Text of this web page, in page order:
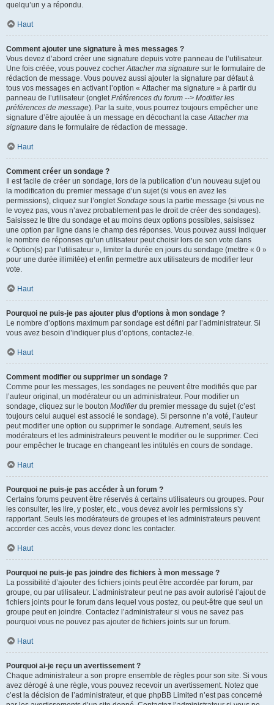
quelqu’un y a répondu.
Haut
Comment ajouter une signature à mes messages ?
Vous devez d’abord créer une signature depuis votre panneau de l’utilisateur.
Une fois créée, vous pouvez cocherAttacher ma signature sur le formulaire de
rédaction de message. Vous pouvez aussi ajouter la signature par défaut à
tous vos messages en activant l’option « Attacher ma signature » à partir du
panneau de l’utilisateur (ongletPréférences du forum --> Modifier les
préférences de message). Par la suite, vous pourrez toujours empêcher une
signature d’être ajoutée à un message en décochant la caseAttacher ma
signature dans le formulaire de rédaction de message.
Haut
Comment créer un sondage ?
Il est facile de créer un sondage, lors de la publication d’un nouveau sujet ou
la modification du premier message d’un sujet (si vous en avez les
permissions), cliquez sur l’ongletSondage sous la partie message (si vous ne
le voyez pas, vous n’avez probablement pas le droit de créer des sondages).
Saisissez le titre du sondage et au moins deux options possibles, saisissez
une option par ligne dans le champ des réponses. Vous pouvez aussi indiquer
le nombre de réponses qu’un utilisateur peut choisir lors de son vote dans
« Option(s) par l’utilisateur », limiter la durée en jours du sondage (mettre « 0 »
pour une durée illimitée) et enfin permettre aux utilisateurs de modifier leur
vote.
Haut
Pourquoi ne puis-je pas ajouter plus d’options à mon sondage ?
Le nombre d’options maximum par sondage est défini par l’administrateur. Si
vous avez besoin d’indiquer plus d’options, contactez-le.
Haut
Comment modifier ou supprimer un sondage ?
Comme pour les messages, les sondages ne peuvent être modifiés que par
l’auteur original, un modérateur ou un administrateur. Pour modifier un
sondage, cliquez sur le bouton Modifierdu premier message du sujet (c’est
toujours celui auquel est associé le sondage). Si personne n’a voté, l’auteur
peut modifier une option ou supprimer le sondage. Autrement, seuls les
modérateurs et les administrateurs peuvent le modifier ou le supprimer. Ceci
pour empêcher le trucage en changeant les intitulés en cours de sondage.
Haut
Pourquoi ne puis-je pas accéder à un forum ?
Certains forums peuvent être réservés à certains utilisateurs ou groupes. Pour
les consulter, les lire, y poster, etc., vous devez avoir les permissions s’y
rapportant. Seuls les modérateurs de groupes et les administrateurs peuvent
accorder ces accès, vous devez donc les contacter.
Haut
Pourquoi ne puis-je pas joindre des fichiers à mon message ?
La possibilité d’ajouter des fichiers joints peut être accordée par forum, par
groupe, ou par utilisateur. L’administrateur peut ne pas avoir autorisé l’ajout de
fichiers joints pour le forum dans lequel vous postez, ou peut-être que seul un
groupe peut en joindre. Contactez l’administrateur si vous ne savez pas
pourquoi vous ne pouvez pas ajouter de fichiers joints sur un forum.
Haut
Pourquoi ai-je reçu un avertissement ?
Chaque administrateur a son propre ensemble de règles pour son site. Si vous
avez dérogé à une règle, vous pouvez recevoir un avertissement. Notez que
c’est la décision de l’administrateur, et que phpBB Limited n’est pas concerné